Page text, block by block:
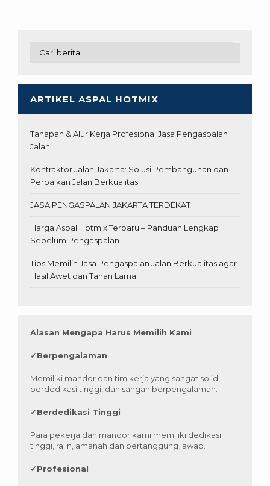
ARTIKEL ASPAL HOTMIX
Tahapan & Alur Kerja Profesional Jasa Pengaspalan
Jalan
Kontraktor Jalan Jakarta: Solusi Pembangunan dan
Perbaikan Jalan Berkualitas
JASA PENGASPALAN JAKARTA TERDEKAT
Harga Aspal Hotmix Terbaru – Panduan Lengkap
Sebelum Pengaspalan
Tips Memilih Jasa Pengaspalan Jalan Berkualitas agar
Hasil Awet dan Tahan Lama
Alasan Mengapa Harus Memilih Kami
✓Berpengalaman
Memiliki mandor dan tim kerja yang sangat solid,
berdedikasi tinggi, dan sangan berpengalaman.
✓Berdedikasi Tinggi
Para pekerja dan mandor kami memiliki dedikasi
tinggi, rajin, amanah dan bertanggung jawab.
✓Profesional